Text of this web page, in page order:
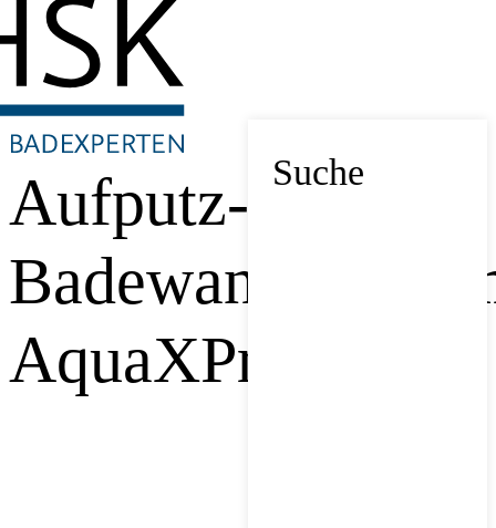
Suche
Aufputz-
AquaXPro